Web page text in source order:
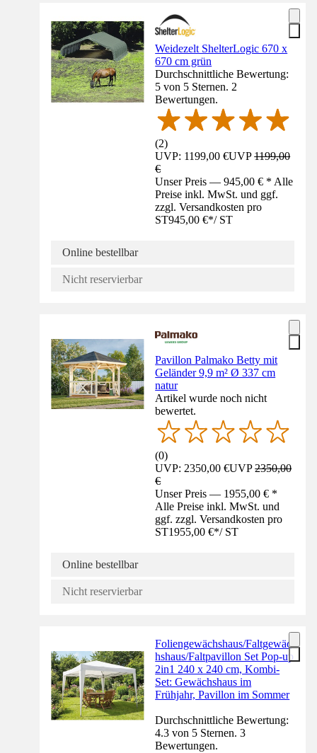
Weidezelt ShelterLogic 670 x
670 cm grün
Durchschnittliche Bewertung:
5 von 5 Sternen. 2
Bewertungen.
(2)
UVP: 1199,00 €UVP1199,00
€
Unser Preis — 945,00 € * Alle
Preise inkl. MwSt. und ggf.
zzgl. Versandkosten pro
ST945,00 €*/ ST
Online bestellbar
Nicht reservierbar
Pavillon Palmako Betty mit
Geländer 9,9 m² Ø 337 cm
natur
Artikel wurde noch nicht
bewertet.
(0)
UVP: 2350,00 €UVP2350,00
€
Unser Preis — 1955,00 € *
Alle Preise inkl. MwSt. und
ggf. zzgl. Versandkosten pro
ST1955,00 €*/ ST
Online bestellbar
Nicht reservierbar
Foliengewächshaus/Faltgewäc
hshaus/Faltpavillon Set Pop-up
2in1 240 x 240 cm, Kombi-
Set: Gewächshaus im
Frühjahr, Pavillon im Sommer
Durchschnittliche Bewertung:
4.3 von 5 Sternen. 3
Bewertungen.